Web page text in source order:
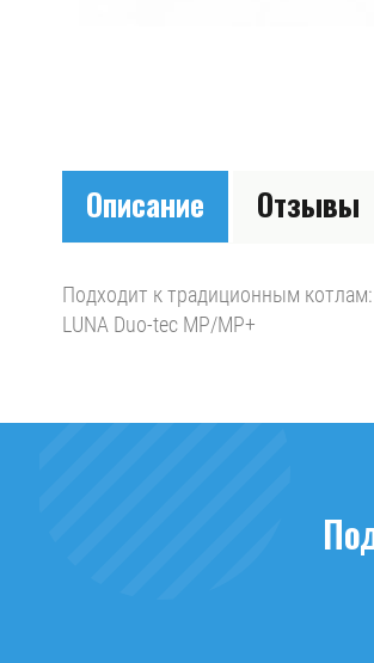
Описание Отзывы
Подходит к традиционным котлам:
LUNA Duo-tec MP/MP+